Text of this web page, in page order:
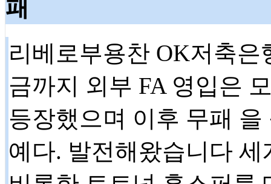
패
리베로부용찬 OK저축은
금까지 외부 FA 영입은
등장했으며 이후 무패
예다. 발전해왔습니다